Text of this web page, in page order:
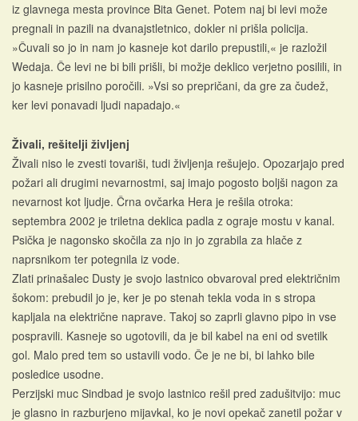
iz glavnega mesta province Bita Genet. Potem naj bi levi može
pregnali in pazili na dvanajstletnico, dokler ni prišla policija.
»Čuvali so jo in nam jo kasneje kot darilo prepustili,« je razložil
Wedaja. Če levi ne bi bili prišli, bi možje deklico verjetno posilili, in
jo kasneje prisilno poročili. »Vsi so prepričani, da gre za čudež,
ker levi ponavadi ljudi napadajo.«
Živali, rešitelji življenj
Živali niso le zvesti tovariši, tudi življenja rešujejo. Opozarjajo pred
požari ali drugimi nevarnostmi, saj imajo pogosto boljši nagon za
nevarnost kot ljudje. Črna ovčarka Hera je rešila otroka:
septembra 2002 je triletna deklica padla z ograje mostu v kanal.
Psička je nagonsko skočila za njo in jo zgrabila za hlače z
naprsnikom ter potegnila iz vode.
Zlati prinašalec Dusty je svojo lastnico obvaroval pred električnim
šokom: prebudil jo je, ker je po stenah tekla voda in s stropa
kapljala na električne naprave. Takoj so zaprli glavno pipo in vse
pospravili. Kasneje so ugotovili, da je bil kabel na eni od svetilk
gol. Malo pred tem so ustavili vodo. Če je ne bi, bi lahko bile
posledice usodne.
Perzijski muc Sindbad je svojo lastnico rešil pred zadušitvijo: muc
je glasno in razburjeno mijavkal, ko je novi opekač zanetil požar v